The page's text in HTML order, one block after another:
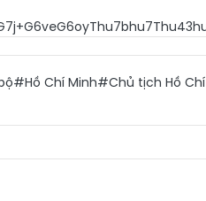
#Hồ Chí Minh#Chủ tịch Hồ